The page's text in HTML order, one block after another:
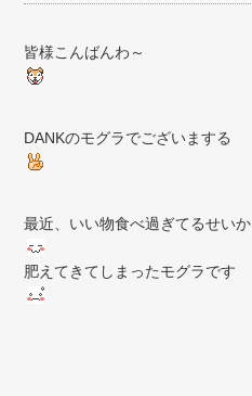
皆様こんばんわ～
DANKのモグラでございまする
最近、いい物食べ過ぎてるせいか
肥えてきてしまったモグラです